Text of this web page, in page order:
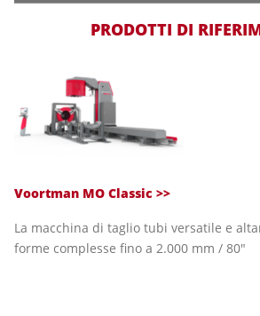
PRODOTTI DI
Voortman MO Classic >>
La macchina di taglio tubi versatile e
forme complesse fino a 2.000 mm / 80"